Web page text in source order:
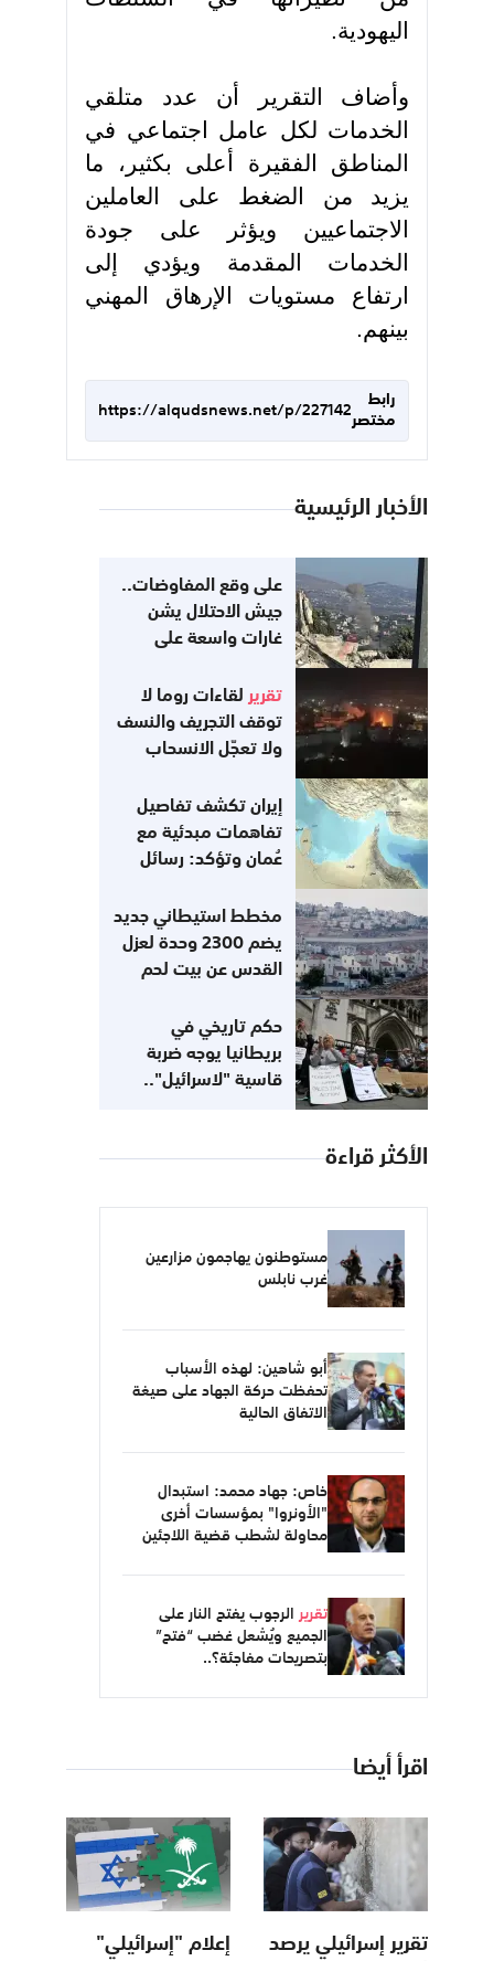
اليهودية.
وأضاف التقرير أن عدد متلقي
الخدمات لكل عامل اجتماعي في
المناطق الفقيرة أعلى بكثير، ما
يزيد من الضغط على العاملين
الاجتماعيين ويؤثر على جودة
الخدمات المقدمة ويؤدي إلى
ارتفاع مستويات الإرهاق المهني
بينهم.
رابط
مختصر
https://alqudsnews.net/p/227142
الأخبار الرئيسية
على وقع المفاوضات..
جيش الاحتلال يشن
غارات واسعة على
تقرير لقاءات روما لا
توقف التجريف والنسف
ولا تعجّل الانسحاب
إيران تكشف تفاصيل
تفاهمات مبدئية مع
عُمان وتؤكد: رسائل
باستعدادها للعودة إلى
التزاماتها
مخطط استيطاني جديد
يضم 2300 وحدة لعزل
القدس عن بيت لحم
حكم تاريخي في
بريطانيا يوجه ضربة
قاسية "لاسرائيل"..
الأكثر قراءة
مستوطنون يهاجمون مزارعين
غرب نابلس
أبو شاهين: لهذه الأسباب
تحفظت حركة الجهاد على صيغة
الاتفاق الحالية
خاص: جهاد محمد: استبدال
"الأونروا" بمؤسسات أخرى
محاولة لشطب قضية اللاجئين
تقرير الرجوب يفتح النار على
الجميع ويُشعل غضب “فتح”
بتصريحات مفاجئة؟..
اقرأ أيضا
تقرير إسرائيلي يرصد
إعلام "إسرائيلي"